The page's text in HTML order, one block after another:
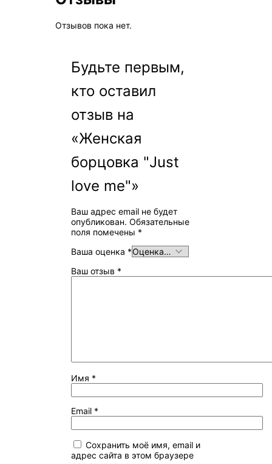
Отзывов пока нет.
Будьте первым,
кто оставил
отзыв на
«Женская
борцовка "Just
love me"»
Ваш адрес email не будет
опубликован. Обязательные
поля помечены *
Ваша оценка *
Ваш отзыв *
Имя *
Email *
Сохранить моё имя, email и
адрес сайта в этом браузере